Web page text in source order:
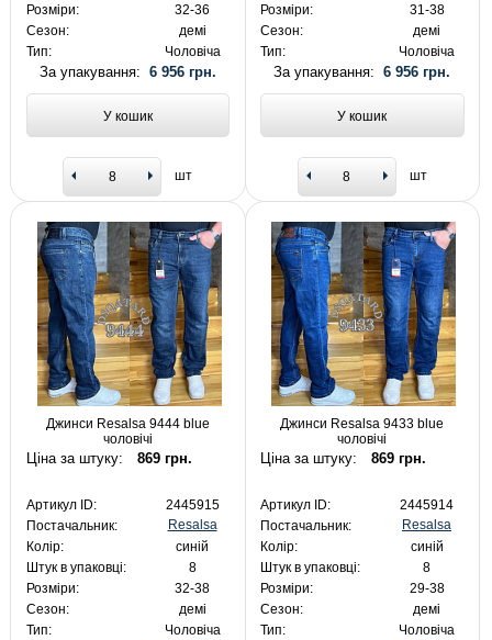
Розміри:
32-36
Сезон:
демі
Тип:
Чоловіча
За упакування: 6 956 грн.
У кошик
шт
Розміри:
31-38
Сезон:
демі
Тип:
Чоловіча
За упакування:6 956 грн.
У кошик
шт
Джинси Resalsa 9444 blue
чоловічі
Ціна за штуку: 869 грн.
Артикул ID:
2445915
Постачальник:
Resalsa
Колір:
синій
Штук в упаковці:
8
Розміри:
32-38
Сезон:
демі
Тип:
Чоловіча
Джинси Resalsa 9433 blue
чоловічі
Ціна за штуку: 869 грн.
Артикул ID:
2445914
Постачальник:
Resalsa
Колір:
синій
Штук в упаковці:
8
Розміри:
29-38
Сезон:
демі
Тип:
Чоловіча